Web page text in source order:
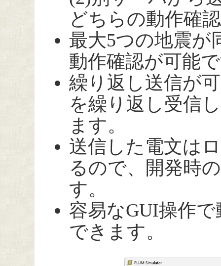
どちらの動作確
最大5つの地震が
動作確認が可能
繰り返し送信が
を繰り返し受信
ます。
送信した電文は
るので、開発時
す。
容易なGUI操作
できます。